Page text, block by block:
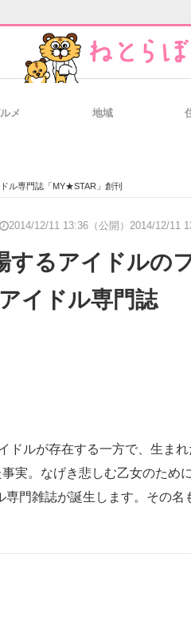
IT製品の技術・比較・事例
メ 地域
ル専門誌「MY★STAR」創刊
2014/12/11 13:36（公開） 2014/12/11
するアイドルの
イドル専門誌
ドルが存在する一方で、生ま
実。なげき悲しむ乙女のため
門雑誌が誕生します。その名